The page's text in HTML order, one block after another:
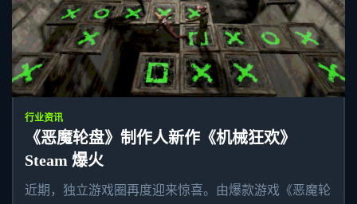
行业资讯
《恶魔轮盘》制作人新作《机械狂欢》
Steam 爆火
近期，独立游戏圈再度迎来惊喜。由爆款游戏《恶魔轮